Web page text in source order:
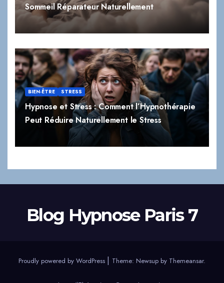
Sommeil Réparateur Naturellement
BIEN-ÊTRE STRESS
Hypnose et Stress : Comment l’Hypnothérapie
Peut Réduire Naturellement le Stress
Blog Hypnose Paris 7
Proudly powered by WordPress | Theme: Newsup by Themeansar.